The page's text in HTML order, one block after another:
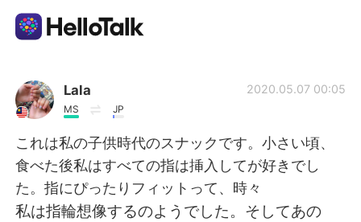
Aplicación de intercambio de idiomas
AI Grammar Checker
Español
Lala
MS JP
2020.05.07 00:05
これは私の子供時代のスナックです。小さい頃、
食べた後私はすべての指は挿入してが好きでし
た。指にぴったりフィットって、時々
私は指輪想像するのようでした。そしてあの